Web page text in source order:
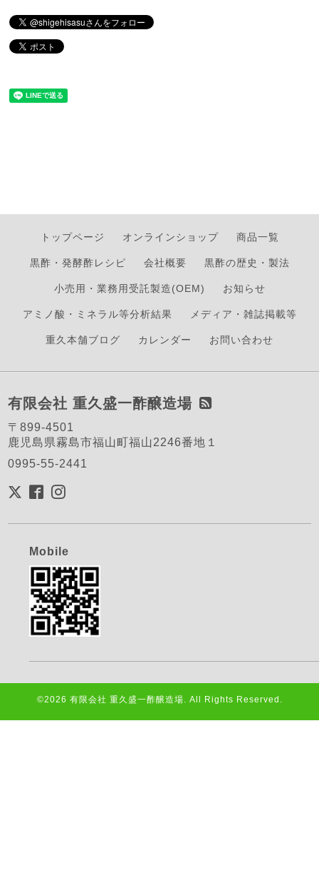
トップページ オンラインショップ 商品一覧
黒酢・発酵酢レシピ 会社概要 黒酢の歴史・製法
小売用・業務用受託製造(OEM) お知らせ
アミノ酸・ミネラル等分析結果 メディア・雑誌掲載等
重久本舗ブログ カレンダー お問い合わせ
有限会社 重久盛一酢醸造場
〒899-4501
鹿児島県霧島市福山町福山2246番地１
0995-55-2441
Mobile
©2026 有限会社 重久盛一酢醸造場. All Rights Reserved.